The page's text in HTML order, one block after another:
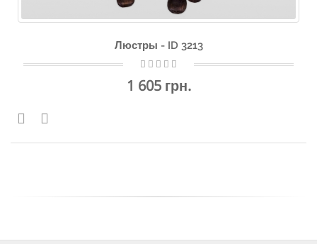
Люстры - ID 3213
1 605 грн.